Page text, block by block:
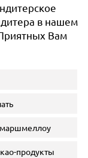
в нашем
Вам
маршмеллоу
продукты